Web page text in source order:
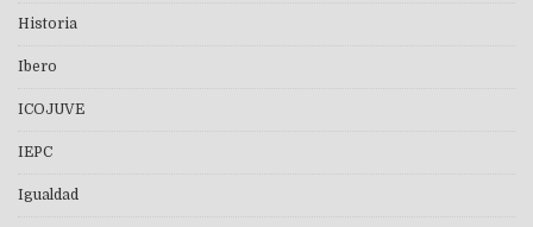
Historia
Ibero
ICOJUVE
IEPC
Igualdad